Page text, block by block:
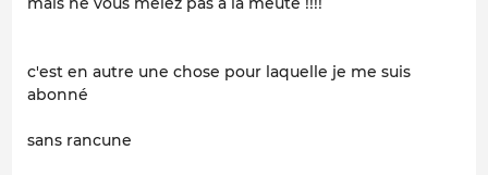
c'est en autre une chose pour laquelle je me suis
abonné
sans rancune